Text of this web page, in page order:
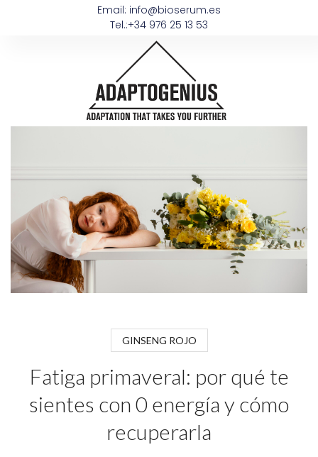
Email: info@bioserum.es
Tel.:+34 976 25 13 53
GINSENG ROJO
Fatiga primaveral: por qué te
sientes con 0 energía y cómo
recuperarla